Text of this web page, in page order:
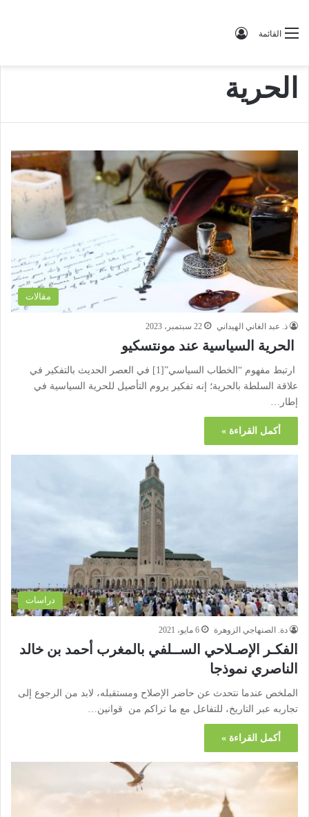
القائمة
الحرية
مقالات
ذ. عبد الغاني الهيداني 22 سبتمبر، 2023
الحرية السياسية عند مونتسكيو
ارتبط مفهوم “الخطاب السياسي”[1] في العصر الحديث بالتفكير في
علاقة السلطة بالحرية؛ إنه تفكير يروم التأصيل للحرية السياسية في
إطار…
أكمل القراءة »
دراسات
دة. الصنهاجي الزوهرة 6 مايو، 2021
الفكـر الإصـلاحي الســلفي بالمغرب أحمد بن خالد
الناصري نموذجا
الملخص عندما نتحدث عن حاضر الإصلاح ومستقبله، لابد من الرجوع إلى
تجاربه عبر التاريخ، للتفاعل مع ما تراكم من قوانين…
أكمل القراءة »